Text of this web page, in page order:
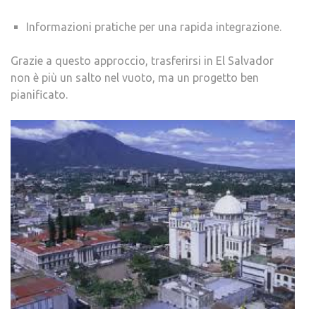
Informazioni pratiche per una rapida integrazione.
Grazie a questo approccio, trasferirsi in El Salvador
non è più un salto nel vuoto, ma un progetto ben
pianificato.